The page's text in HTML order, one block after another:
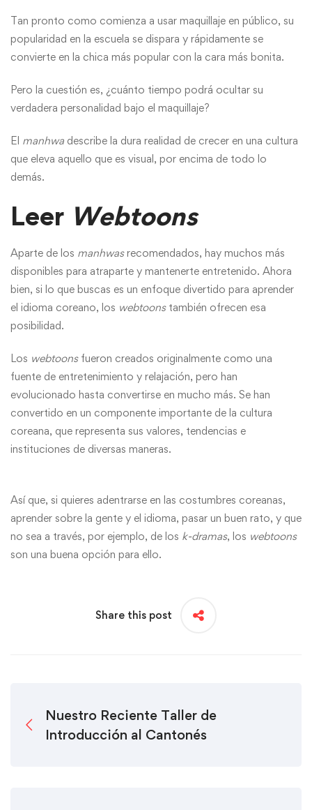
Tan pronto como comienza a usar maquillaje en público, su
popularidad en la escuela se dispara y rápidamente se
convierte en la chica más popular con la cara más bonita.
Pero la cuestión es, ¿cuánto tiempo podrá ocultar su
verdadera personalidad bajo el maquillaje?
El manhwa describe la dura realidad de crecer en una cultura
que eleva aquello que es visual, por encima de todo lo
demás.
Leer Webtoons
Aparte de los manhwasrecomendados, hay muchos más
disponibles para atraparte y mantenerte entretenido. Ahora
bien, si lo que buscas es un enfoque divertido para aprender
el idioma coreano, los webtoonstambién ofrecen esa
posibilidad.
Los webtoonsfueron creados originalmente como una
fuente de entretenimiento y relajación, pero han
evolucionado hasta convertirse en mucho más. Se han
convertido en un componente importante de la cultura
coreana, que representa sus valores, tendencias e
instituciones de diversas maneras.
Así que, si quieres adentrarse en las costumbres coreanas,
aprender sobre la gente y el idioma, pasar un buen rato, y que
no sea a través, por ejemplo, de los k-dramas, los webtoons
son una buena opción para ello.
Share this post
Nuestro Reciente Taller de
Introducción al Cantonés